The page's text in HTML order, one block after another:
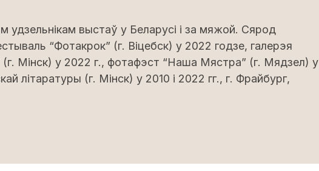
удзельнікам выстаў у Беларусі i за мяжой. Сярод
“Фотакрок” (г. Віцебск) у 2022 годзе, галерэя
(г. Мінск) у 2022 г., фотафэст “Наша Мястра” (г. Мядзел) у
літаратуры (г. Мінск) у 2010 i 2022 гг., г. Фрайбург,